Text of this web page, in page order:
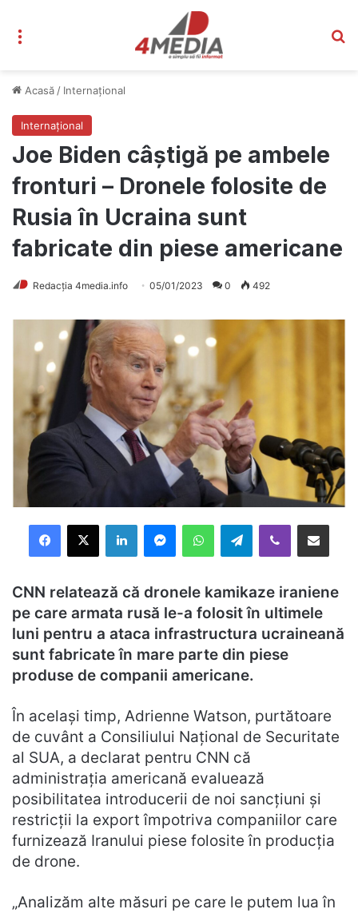
Acasă / Internațional
Internațional
Joe Biden câștigă pe ambele
fronturi – Dronele folosite de
Rusia în Ucraina sunt
fabricate din piese americane
Redacția 4media.info 05/01/2023 0 492
Facebook
X LinkedInMessengerWhatsAppTelegramViber Distribuie prin mail
CNN relatează că dronele kamikaze iraniene
pe care armata rusă le-a folosit în ultimele
luni pentru a ataca infrastructura ucraineană
sunt fabricate în mare parte din piese
produse de companii americane.
În același timp, Adrienne Watson, purtătoare
de cuvânt a Consiliului Național de Securitate
al SUA, a declarat pentru CNN că
administrația americană evaluează
posibilitatea introducerii de noi sancțiuni și
restricții la export împotriva companiilor care
furnizează Iranului piese folosite în producția
de drone.
„Analizăm alte măsuri pe care le putem lua în